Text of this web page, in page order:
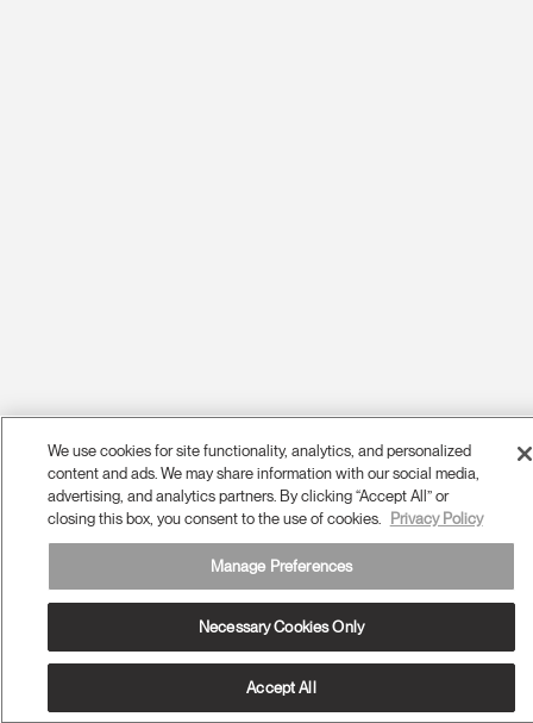
We use cookies for site functionality, analytics, and personalized
content and ads. We may share information with our social media,
advertising, and analytics partners. By clicking “Accept All” or
closing this box, you consent to the use of cookies.
Privacy Policy
Manage Preferences
Necessary Cookies Only
Accept All